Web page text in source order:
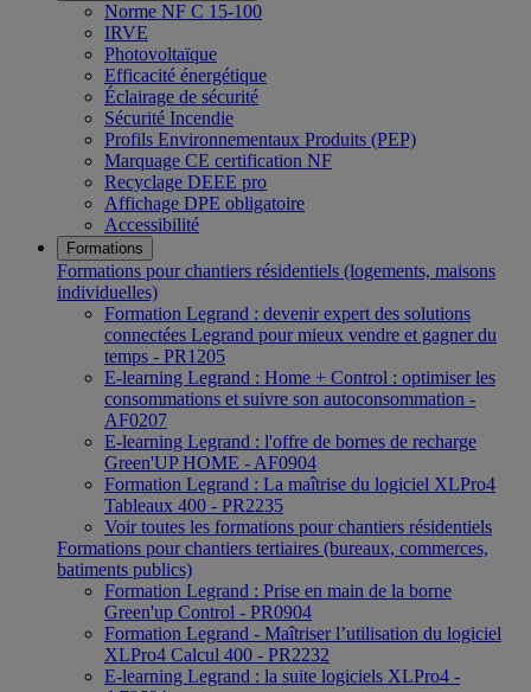
Norme NF C 15-100
IRVE
Photovoltaïque
Efficacité énergétique
Éclairage de sécurité
Sécurité Incendie
Profils Environnementaux Produits (PEP)
Marquage CE certification NF
Recyclage DEEE pro
Affichage DPE obligatoire
Accessibilité
Formations
Formations pour chantiers résidentiels (logements, maisons
individuelles)
Formation Legrand : devenir expert des solutions
connectées Legrand pour mieux vendre et gagner du
temps - PR1205
E-learning Legrand : Home + Control : optimiser les
consommations et suivre son autoconsommation -
AF0207
E-learning Legrand : l'offre de bornes de recharge
Green'UP HOME - AF0904
Formation Legrand : La maîtrise du logiciel XLPro4
Tableaux 400 - PR2235
Voir toutes les formations pour chantiers résidentiels
Formations pour chantiers tertiaires (bureaux, commerces,
batiments publics)
Formation Legrand : Prise en main de la borne
Green'up Control - PR0904
Formation Legrand - Maîtriser l’utilisation du logiciel
XLPro4 Calcul 400 - PR2232
E-learning Legrand : la suite logiciels XLPro4 -